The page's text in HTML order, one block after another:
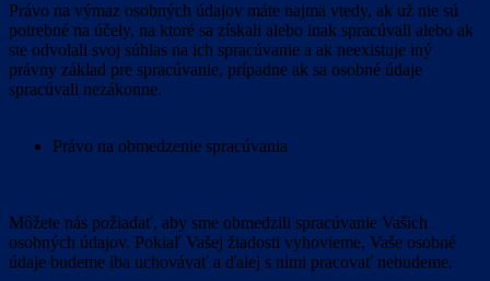
Právo na výmaz osobných údajov máte najmä vtedy, ak už nie sú
potrebné na účely, na ktoré sa získali alebo inak spracúvali alebo ak
ste odvolali svoj súhlas na ich spracúvanie a ak neexistuje iný
právny základ pre spracúvanie, prípadne ak sa osobné údaje
spracúvali nezákonne.
Právo na obmedzenie spracúvania
Môžete nás požiadať, aby sme obmedzili spracúvanie Vašich
osobných údajov. Pokiaľ Vašej žiadosti vyhovieme, Vaše osobné
údaje budeme iba uchovávať a ďalej s nimi pracovať nebudeme.